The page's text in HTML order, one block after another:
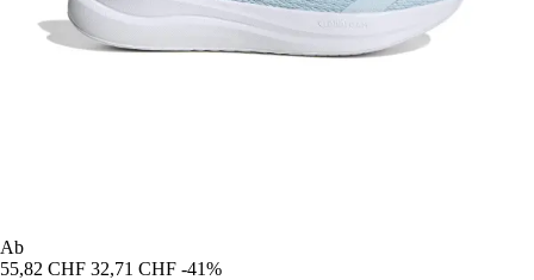
Ab
55,82 CHF 32,71 CHF -41%